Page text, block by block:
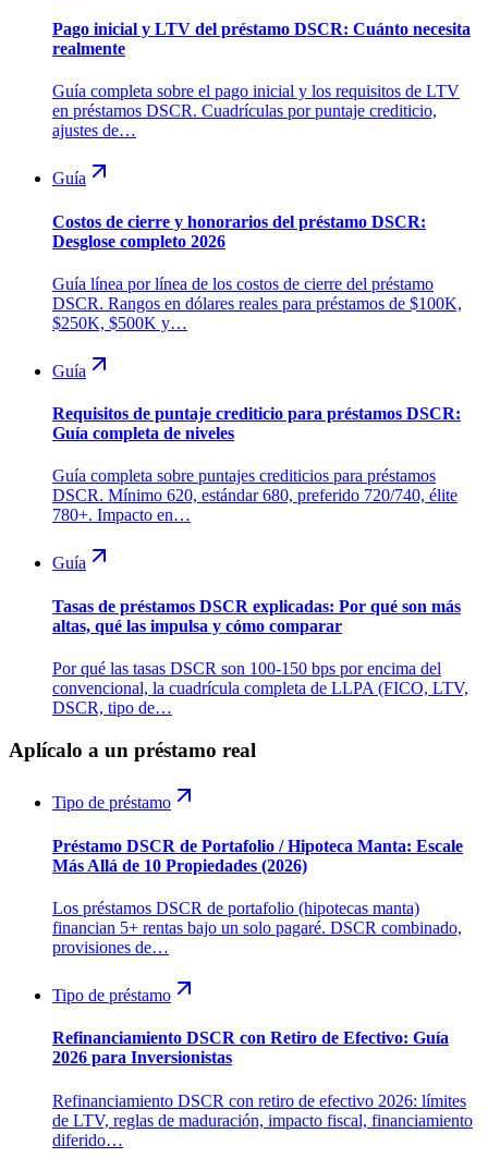
Pago inicial y LTV del préstamo DSCR: Cuánto necesita
realmente
Guía completa sobre el pago inicial y los requisitos de LTV
en préstamos DSCR. Cuadrículas por puntaje crediticio,
ajustes de…
Guía
Costos de cierre y honorarios del préstamo DSCR:
Desglose completo 2026
Guía línea por línea de los costos de cierre del préstamo
DSCR. Rangos en dólares reales para préstamos de $100K,
$250K, $500K y…
Guía
Requisitos de puntaje crediticio para préstamos DSCR:
Guía completa de niveles
Guía completa sobre puntajes crediticios para préstamos
DSCR. Mínimo 620, estándar 680, preferido 720/740, élite
780+. Impacto en…
Guía
Tasas de préstamos DSCR explicadas: Por qué son más
altas, qué las impulsa y cómo comparar
Por qué las tasas DSCR son 100-150 bps por encima del
convencional, la cuadrícula completa de LLPA (FICO, LTV,
DSCR, tipo de…
Aplícalo a un préstamo real
Tipo de préstamo
Préstamo DSCR de Portafolio / Hipoteca Manta: Escale
Más Allá de 10 Propiedades (2026)
Los préstamos DSCR de portafolio (hipotecas manta)
financian 5+ rentas bajo un solo pagaré. DSCR combinado,
provisiones de…
Tipo de préstamo
Refinanciamiento DSCR con Retiro de Efectivo: Guía
2026 para Inversionistas
Refinanciamiento DSCR con retiro de efectivo 2026: límites
de LTV, reglas de maduración, impacto fiscal, financiamiento
diferido…